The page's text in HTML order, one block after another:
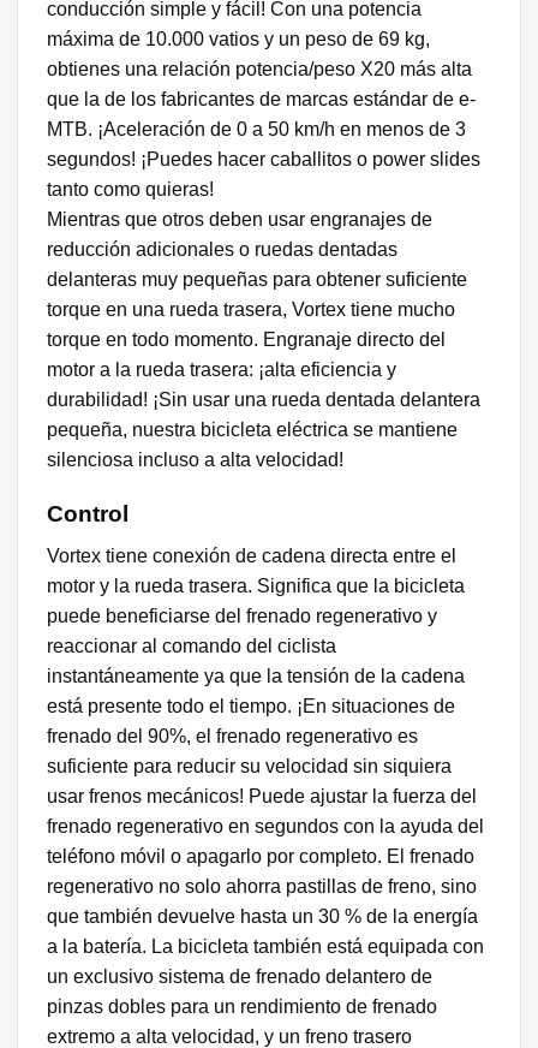
conducción simple y fácil! Con una potencia
máxima de 10.000 vatios y un peso de 69 kg,
obtienes una relación potencia/peso X20 más alta
que la de los fabricantes de marcas estándar de e-
MTB. ¡Aceleración de 0 a 50 km/h en menos de 3
segundos! ¡Puedes hacer caballitos o power slides
tanto como quieras!
Mientras que otros deben usar engranajes de
reducción adicionales o ruedas dentadas
delanteras muy pequeñas para obtener suficiente
torque en una rueda trasera, Vortex tiene mucho
torque en todo momento. Engranaje directo del
motor a la rueda trasera: ¡alta eficiencia y
durabilidad! ¡Sin usar una rueda dentada delantera
pequeña, nuestra bicicleta eléctrica se mantiene
silenciosa incluso a alta velocidad!
Control
Vortex tiene conexión de cadena directa entre el
motor y la rueda trasera. Significa que la bicicleta
puede beneficiarse del frenado regenerativo y
reaccionar al comando del ciclista
instantáneamente ya que la tensión de la cadena
está presente todo el tiempo. ¡En situaciones de
frenado del 90%, el frenado regenerativo es
suficiente para reducir su velocidad sin siquiera
usar frenos mecánicos! Puede ajustar la fuerza del
frenado regenerativo en segundos con la ayuda del
teléfono móvil o apagarlo por completo. El frenado
regenerativo no solo ahorra pastillas de freno, sino
que también devuelve hasta un 30 % de la energía
a la batería. La bicicleta también está equipada con
un exclusivo sistema de frenado delantero de
pinzas dobles para un rendimiento de frenado
extremo a alta velocidad, y un freno trasero